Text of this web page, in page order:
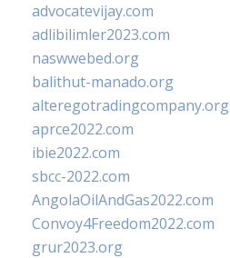
advocatevijay.com
adlibilimler2023.com
naswwebed.org
balithut-manado.org
alteregotradingcompany.org
aprce2022.com
ibie2022.com
sbcc-2022.com
AngolaOilAndGas2022.com
Convoy4Freedom2022.com
grur2023.org